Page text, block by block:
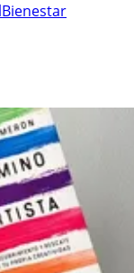
Bienestar